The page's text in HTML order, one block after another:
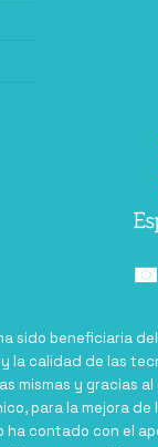
ha sido beneficiaria
la calidad de las
mismas y gracias
para la mejora
ha contado con el